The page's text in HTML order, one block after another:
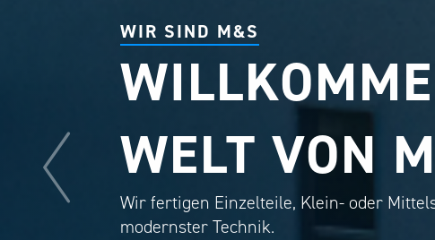
WIR SIND M&S
WELT VON
Wir fertigen Einzelteile, Klein- oder
modernster Technik.